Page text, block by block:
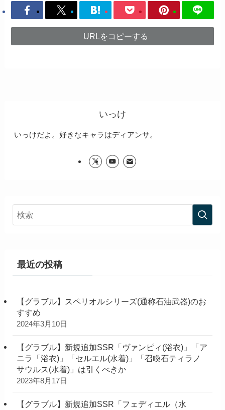
URLをコピーする
いっけ
いっけだよ。好きなキャラはディアンサ。
最近の投稿
【グラブル】スペリオルシリーズ(通称石油武器)のお
すすめ
2024年3月10日
【グラブル】新規追加SSR「ヴァンピィ(浴衣)」「ア
ニラ「浴衣)」「セルエル(水着)」「召喚石ティラノ
サウルス(水着)」は引くべきか
2023年8月17日
【グラブル】新規追加SSR「フェディエル（水